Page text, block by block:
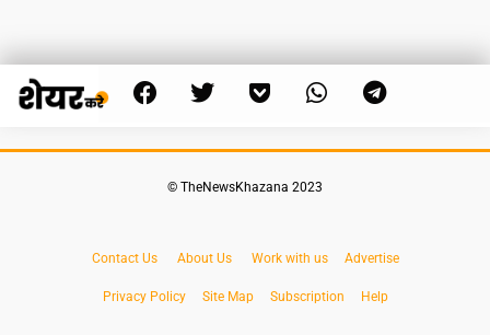
© TheNewsKhazana 2023
Contact Us About Us Work with us Advertise
Privacy Policy Site Map Subscription Help